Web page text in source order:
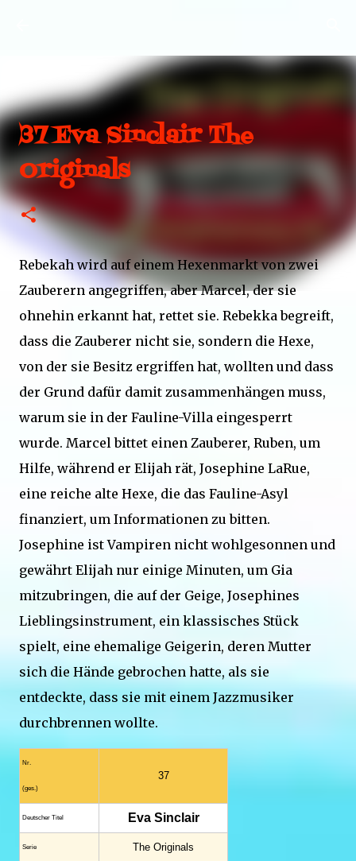
37 Eva Sinclair The
Originals
Rebekah wird auf einem Hexenmarkt von zwei
Zauberern angegriffen, aber Marcel, der sie
ohnehin erkannt hat, rettet sie. Rebekka begreift,
dass die Zauberer nicht sie, sondern die Hexe,
von der sie Besitz ergriffen hat, wollten und dass
der Grund dafür damit zusammenhängen muss,
warum sie in der Fauline-Villa eingesperrt
wurde. Marcel bittet einen Zauberer, Ruben, um
Hilfe, während er Elijah rät, Josephine LaRue,
eine reiche alte Hexe, die das Fauline-Asyl
finanziert, um Informationen zu bitten.
Josephine ist Vampiren nicht wohlgesonnen und
gewährt Elijah nur einige Minuten, um Gia
mitzubringen, die auf der Geige, Josephines
Lieblingsinstrument, ein klassisches Stück
spielt, eine ehemalige Geigerin, deren Mutter
sich die Hände gebrochen hatte, als sie
entdeckte, dass sie mit einem Jazzmusiker
durchbrennen wollte.
Nr.
(ges.)
37
Deutscher Titel Eva Sinclair
Serie The Originals